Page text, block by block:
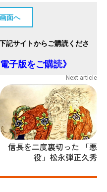
面へ
記サイトからご購読くださ
子版をご購読》
Next article
信長を二度裏切った 「悪
役」松永弾正久秀